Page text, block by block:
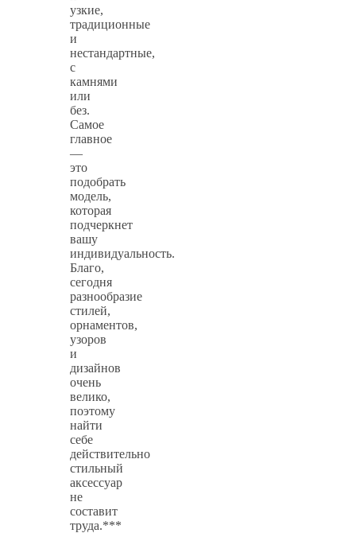
узкие,
традиционные
и
нестандартные,
с
камнями
или
без.
Самое
главное
—
это
подобрать
модель,
которая
подчеркнет
вашу
индивидуальность.
Благо,
сегодня
разнообразие
стилей,
орнаментов,
узоров
и
дизайнов
очень
велико,
поэтому
найти
себе
действительно
стильный
аксессуар
не
составит
труда.***